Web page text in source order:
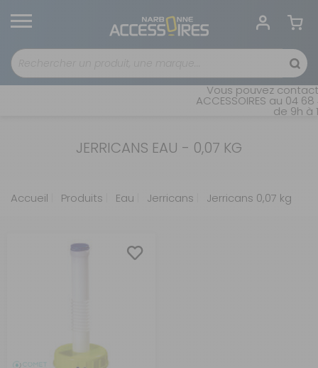
Vous pouvez
ACCESSOIRES au 04
de 9h à
JERRICANS EAU - 0,07 KG
Accueil Produits Eau Jerricans Jerricans 0,07 kg